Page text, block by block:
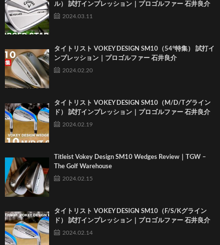
ル） 試打インプレッション｜プロゴルファー 石井良介
2024.03.11
タイトリスト VOKEY DESIGN SM10（54°特集） 試打イ
ンプレッション｜プロゴルファー 石井良介
2024.02.20
タイトリスト VOKEY DESIGN SM10（M/D/Tグライン
ド） 試打インプレッション｜プロゴルファー 石井良介
2024.02.19
Titleist Vokey Design SM10 Wedges Review｜TGW –
The Golf Warehouse
2024.02.15
タイトリスト VOKEY DESIGN SM10（F/S/Kグライン
ド） 試打インプレッション｜プロゴルファー 石井良介
2024.02.14